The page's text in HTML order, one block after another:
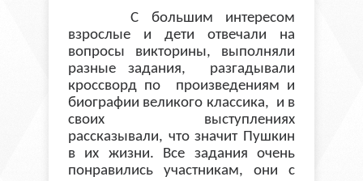
С большим интересом
взрослые и дети отвечали на
вопросы викторины, выполняли
разные задания, разгадывали
кроссворд по произведениям и
биографии великого классика, и в
своих выступлениях
рассказывали, что значит Пушкин
в их жизни. Все задания очень
понравились участникам, они с